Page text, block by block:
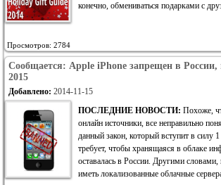
конечно, обмениваться подарками с
Просмотров: 2784
Сообщается: Apple iPhone запрещен в России,
2015
Добавлено: 2014-11-15
ПОСЛЕДНИЕ НОВОСТИ: Похоже,
онлайн источники, все неправильно
данный закон, который вступит в силу
требует, чтобы хранящаяся в облаке
оставалась в России. Другими
иметь локализованные облачные